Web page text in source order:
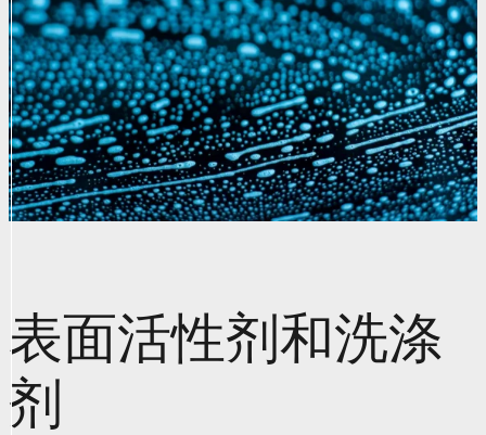
表面活性剂和洗涤
剂